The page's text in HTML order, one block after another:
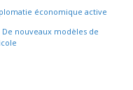
économique active
De nouveaux modèles de